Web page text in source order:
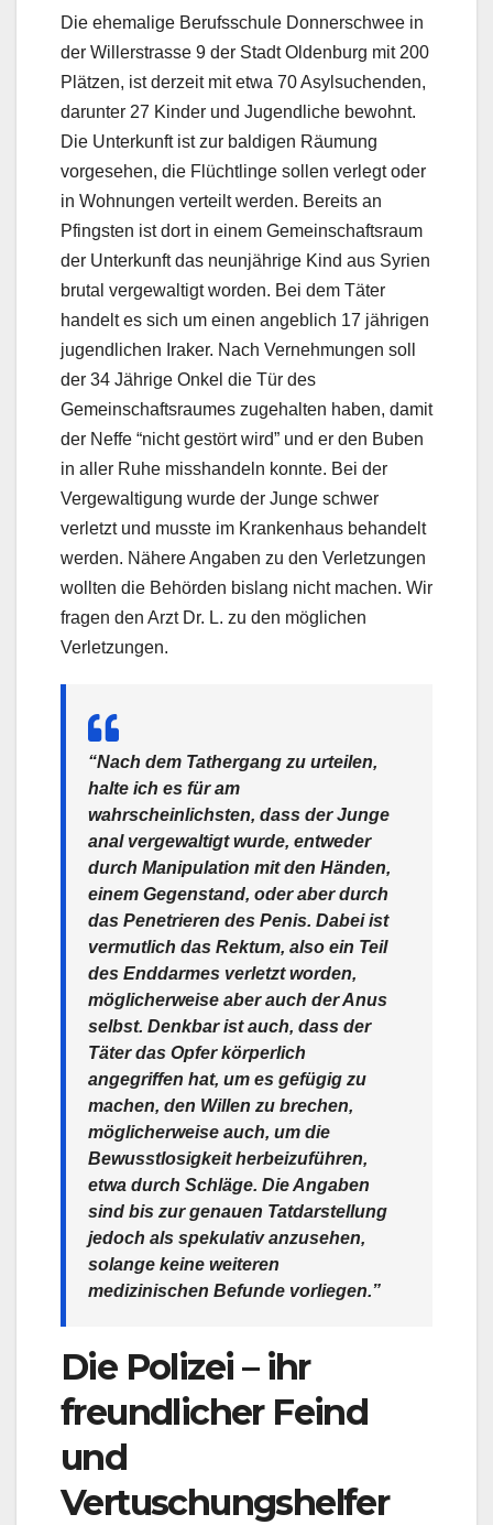
Die ehemalige Berufsschule Donnerschwee in
der Willerstrasse 9 der Stadt Oldenburg mit 200
Plätzen, ist derzeit mit etwa 70 Asylsuchenden,
darunter 27 Kinder und Jugendliche bewohnt.
Die Unterkunft ist zur baldigen Räumung
vorgesehen, die Flüchtlinge sollen verlegt oder
in Wohnungen verteilt werden. Bereits an
Pfingsten ist dort in einem Gemeinschaftsraum
der Unterkunft das neunjährige Kind aus Syrien
brutal vergewaltigt worden. Bei dem Täter
handelt es sich um einen angeblich 17 jährigen
jugendlichen Iraker. Nach Vernehmungen soll
der 34 Jährige Onkel die Tür des
Gemeinschaftsraumes zugehalten haben, damit
der Neffe “nicht gestört wird” und er den Buben
in aller Ruhe misshandeln konnte. Bei der
Vergewaltigung wurde der Junge schwer
verletzt und musste im Krankenhaus behandelt
werden. Nähere Angaben zu den Verletzungen
wollten die Behörden bislang nicht machen. Wir
fragen den Arzt Dr. L. zu den möglichen
Verletzungen.
“Nach dem Tathergang zu urteilen,
halte ich es für am
wahrscheinlichsten, dass der Junge
anal vergewaltigt wurde, entweder
durch Manipulation mit den Händen,
einem Gegenstand, oder aber durch
das Penetrieren des Penis. Dabei ist
vermutlich das Rektum, also ein Teil
des Enddarmes verletzt worden,
möglicherweise aber auch der Anus
selbst. Denkbar ist auch, dass der
Täter das Opfer körperlich
angegriffen hat, um es gefügig zu
machen, den Willen zu brechen,
möglicherweise auch, um die
Bewusstlosigkeit herbeizuführen,
etwa durch Schläge. Die Angaben
sind bis zur genauen Tatdarstellung
jedoch als spekulativ anzusehen,
solange keine weiteren
medizinischen Befunde vorliegen.”
Die Polizei – ihr
freundlicher Feind
und
Vertuschungshelfer